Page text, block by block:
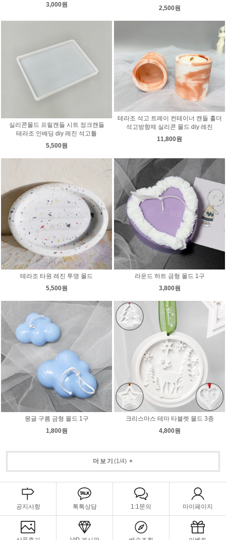
3,000원
2,500원
실리콘몰드 프릴캔들 시트 정크캔들
테라조 인배딩 diy 레진 석고틀
5,500원
테라조 석고 트레이 컨테이너 캔들 홀더
석고방향제 실리콘 몰드 diy 레진
11,800원
테라조 타원 레진 투명 몰드
5,500원
라운드 하트 금형 몰드 1구
3,800원
몽글 구름 금형 몰드 1구
1,800원
크리스마스 테마 타블렛 몰드 3종
4,800원
더보기 (1/4)+
공지사항 톡톡상담 1:1문의 마이페이지